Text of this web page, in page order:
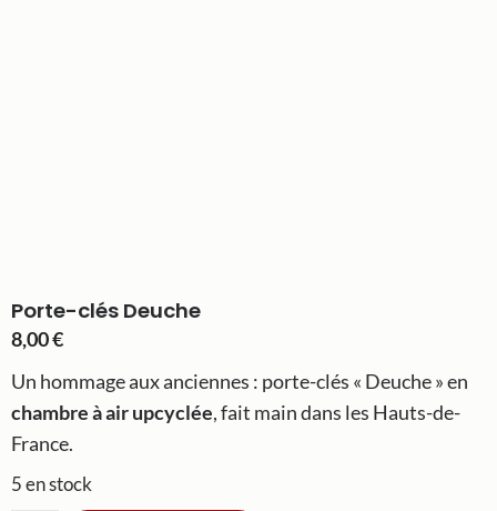
Porte-clés Deuche
8,00€
Un hommage aux anciennes : porte-clés « Deuche » en
chambre à air upcyclée, fait main dans les Hauts-de-
France.
5 en stock